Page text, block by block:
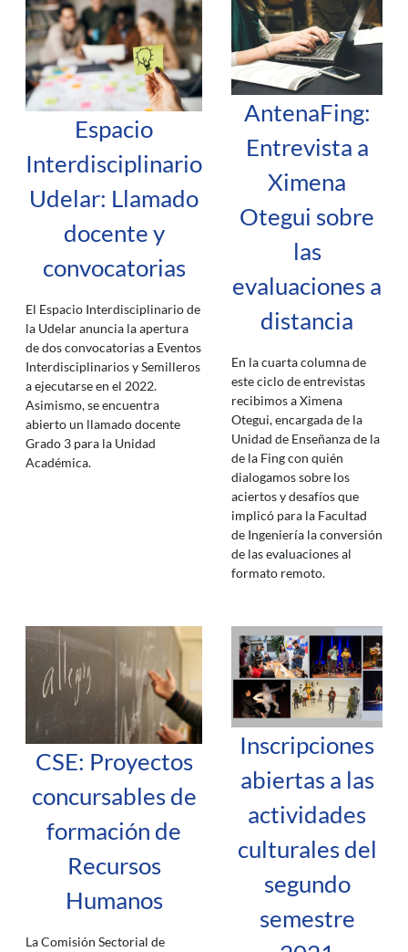
Espacio
Interdisciplinario
Udelar: Llamado
docente y
convocatorias
El Espacio Interdisciplinario de
la Udelar anuncia la apertura
de dos convocatorias a Eventos
Interdisciplinarios y Semilleros
a ejecutarse en el 2022.
Asimismo, se encuentra
abierto un llamado docente
Grado 3 para la Unidad
Académica.
AntenaFing:
Entrevista a
Ximena
Otegui sobre
las
evaluaciones a
distancia
En la cuarta columna de
este ciclo de entrevistas
recibimos a Ximena
Otegui, encargada de la
Unidad de Enseñanza de la
de la Fing con quién
dialogamos sobre los
aciertos y desafíos que
implicó para la Facultad
de Ingeniería la conversión
de las evaluaciones al
formato remoto.
CSE: Proyectos
concursables de
formación de
Recursos
Humanos
La Comisión Sectorial de
Inscripciones
abiertas a las
actividades
culturales del
segundo
semestre